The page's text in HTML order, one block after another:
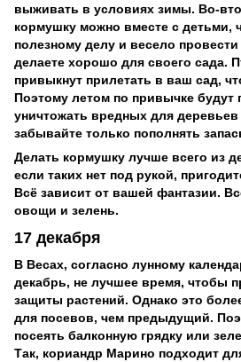
выживать в условиях зимы. Во-
кормушку можно вместе с детьми,
полезному делу и весело
делаете хорошо для своего сада.
привыкнут прилетать в ваш сад,
Поэтому летом по привычке будут
уничтожать вредных для
забывайте только пополнять
Делать кормушку лучше всего из
если таких нет под рукой,
Всё зависит от вашей фантазии.
овощи и зелень.
17 декабря
В Весах, согласно лунному
декабрь, не лучшее время, чтобы
защиты растений. Однако это
для посевов, чем предыдущий.
посеять балконную грядку или
Так, кориандр Марино подходит